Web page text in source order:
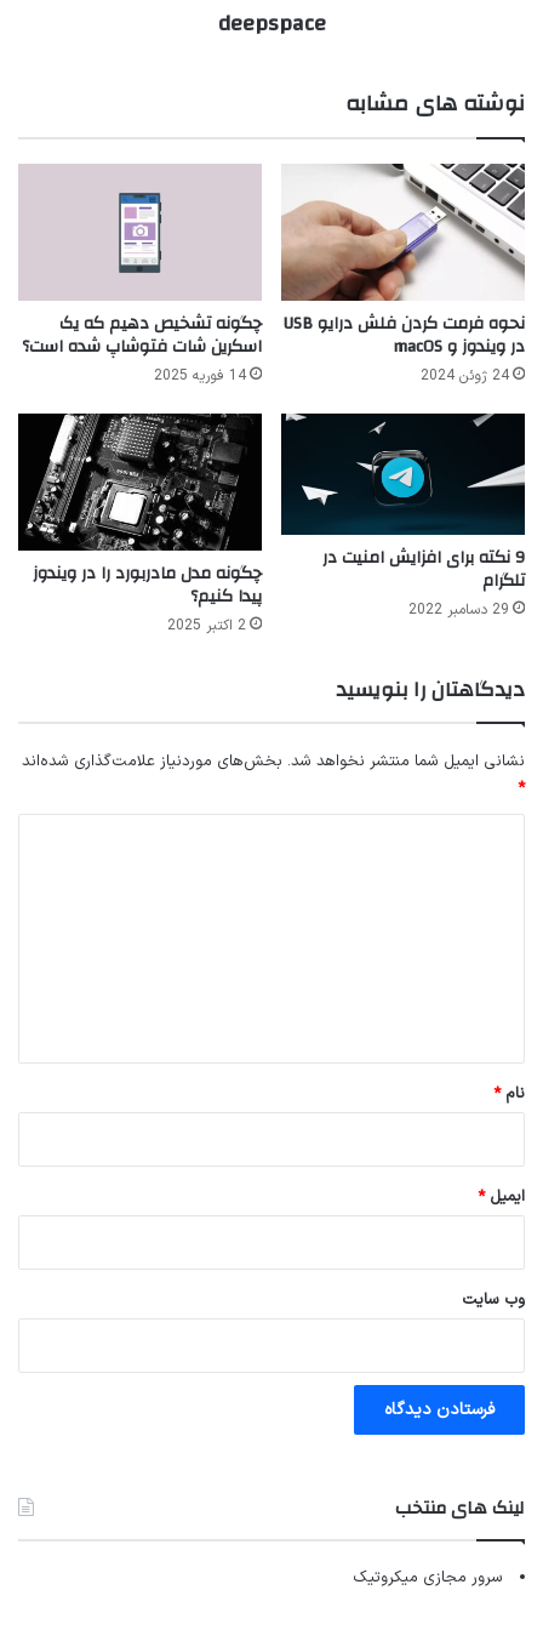
deepspace
نوشته های مشابه
نحوه فرمت کردن فلش درایو USB
در ویندوز و macOS
24 ژوئن 2024
چگونه تشخیص دهیم که یک
اسکرین شات فتوشاپ شده است؟
14 فوریه 2025
9 نکته برای افزایش امنیت در
تلگرام
29 دسامبر 2022
چگونه مدل مادربورد را در ویندوز
پیدا کنیم؟
2 اکتبر 2025
دیدگاهتان را بنویسید
نشانی ایمیل شما منتشر نخواهد شد. بخش‌های موردنیاز علامت‌گذاری شده‌اند
*
نام*
ایمیل*
وب‌ سایت
لینک های منتخب
سرور مجازی میکروتیک